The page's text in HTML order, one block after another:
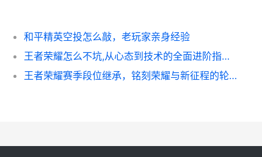
和平精英空投怎么敲，老玩家亲身经验
王者荣耀怎么不坑,从心态到技术的全面进阶指南,副标题成为团队可靠的支柱
王者荣耀赛季段位继承，铭刻荣耀与新征程的轮回